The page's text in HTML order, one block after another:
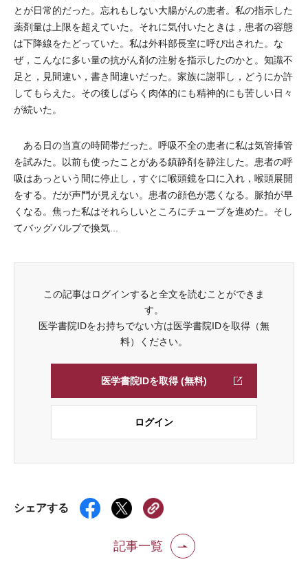
とが日常的だった。忘れもしない大腸がんの患者。私の指示した
薬剤量は上限を超えていた。それに気付いたときは，患者の容態
は下降線をたどっていた。私は外科部長室に呼び出された。な
ぜ，こんなに多い量の抗がん剤の注射を指示したのかと。知識不
足と，見間違い，書き間違いだった。家族に謝罪し，どうにか許
してもらえた。その後しばらく肉体的にも精神的にも苦しい日々
が続いた。
ある日の当直の時間帯だった。呼吸不全の患者に私は気管挿管
を試みた。以前も使ったことがある鎮静剤を静注した。患者の呼
吸はあっという間に停止し，すぐに喉頭鏡を口に入れ，喉頭展開
をする。だが声門が見えない。患者の顔色が悪くなる。脈拍が早
くなる。焦った私はそれらしいところにチューブを進めた。そし
てバッグバルブで換気...
この記事はログインすると全文を読むことができま
す。
医学書院IDをお持ちでない方は医学書院IDを取得（無
料）ください。
医学書院IDを取得 (無料)
ログイン
シェアする
記事一覧